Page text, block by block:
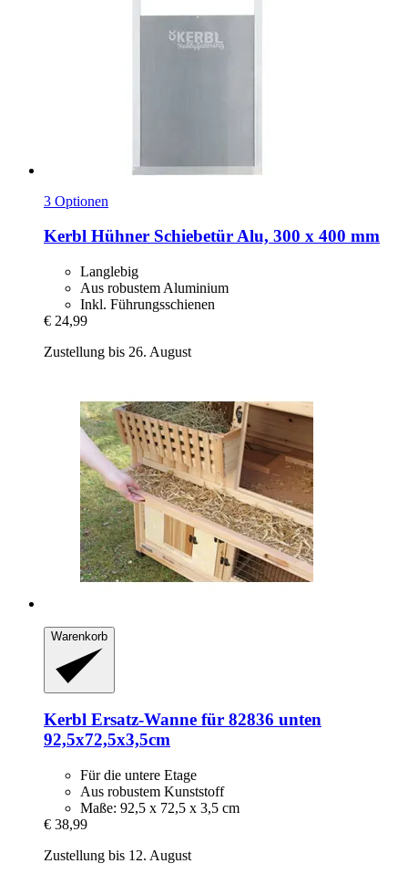
3 Optionen
Kerbl Hühner Schiebetür Alu, 300 x 400 mm
Langlebig
Aus robustem Aluminium
Inkl. Führungsschienen
€ 24,99
Zustellung bis 26. August
Warenkorb
Kerbl Ersatz-​Wanne für 82836 unten
92,5x72,5x3,5cm
Für die untere Etage
Aus robustem Kunststoff
Maße: 92,5 x 72,5 x 3,5 cm
€ 38,99
Zustellung bis 12. August